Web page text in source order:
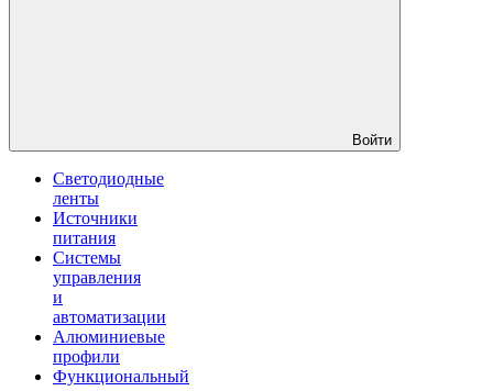
Войти
Светодиодные
ленты
Источники
питания
Системы
управления
и
автоматизации
Алюминиевые
профили
Функциональный